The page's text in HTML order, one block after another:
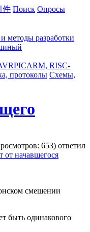
件 Поиск Опросы
методы разработки
PICARM, RISC-
протоколы Схемы,
653) ответил
начавшегося
смешении
быть одинакового